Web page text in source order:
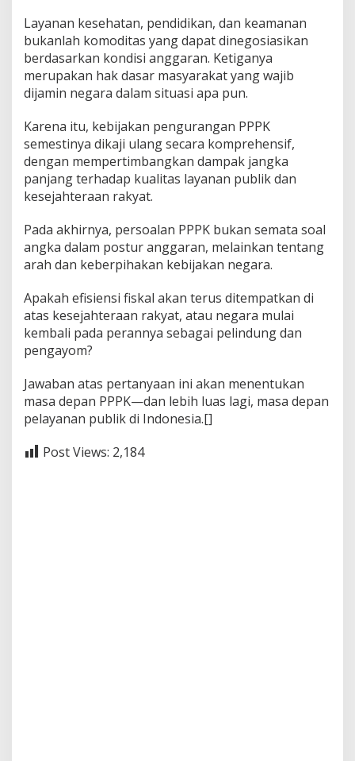
Layanan kesehatan, pendidikan, dan keamanan
bukanlah komoditas yang dapat dinegosiasikan
berdasarkan kondisi anggaran. Ketiganya
merupakan hak dasar masyarakat yang wajib
dijamin negara dalam situasi apa pun.
Karena itu, kebijakan pengurangan PPPK
semestinya dikaji ulang secara komprehensif,
dengan mempertimbangkan dampak jangka
panjang terhadap kualitas layanan publik dan
kesejahteraan rakyat.
Pada akhirnya, persoalan PPPK bukan semata soal
angka dalam postur anggaran, melainkan tentang
arah dan keberpihakan kebijakan negara.
Apakah efisiensi fiskal akan terus ditempatkan di
atas kesejahteraan rakyat, atau negara mulai
kembali pada perannya sebagai pelindung dan
pengayom?
Jawaban atas pertanyaan ini akan menentukan
masa depan PPPK—dan lebih luas lagi, masa depan
pelayanan publik di Indonesia.[]
Post Views: 2,184